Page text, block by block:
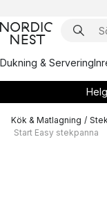
Dukning & Servering
Kök & Matlagning /
Start Easy stekpanna